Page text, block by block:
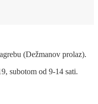
(Dežmanov prolaz).
subotom od 9-14 sati.